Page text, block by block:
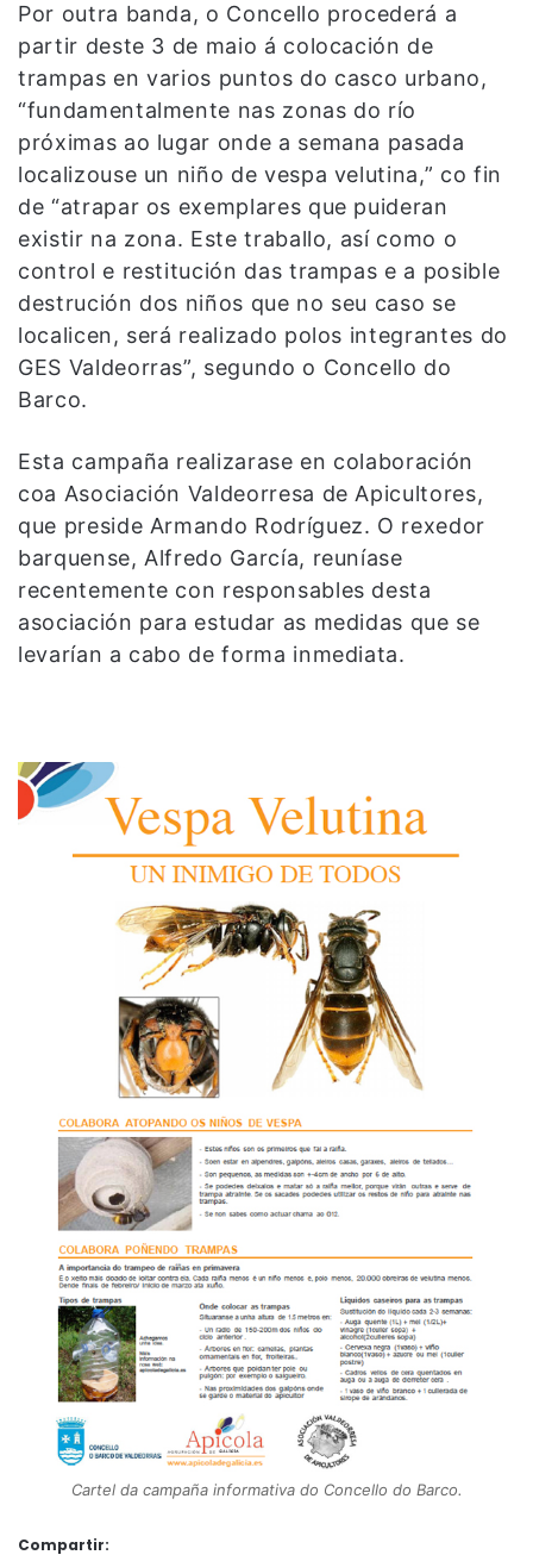
Por outra banda, o Concello procederá a
partir deste 3 de maio á colocación de
trampas en varios puntos do casco urbano,
“fundamentalmente nas zonas do río
próximas ao lugar onde a semana pasada
localizouse un niño de vespa velutina,” co fin
de “atrapar os exemplares que puideran
existir na zona. Este traballo, así como o
control e restitución das trampas e a posible
destrución dos niños que no seu caso se
localicen, será realizado polos integrantes do
GES Valdeorras”, segundo o Concello do
Barco.
Esta campaña realizarase en colaboración
coa Asociación Valdeorresa de Apicultores,
que preside Armando Rodríguez. O rexedor
barquense, Alfredo García, reuníase
recentemente con responsables desta
asociación para estudar as medidas que se
levarían a cabo de forma inmediata.
Cartel da campaña informativa do Concello do Barco.
Compartir: